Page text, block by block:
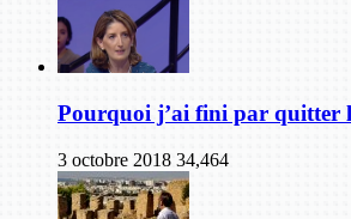
Pourquoi j’ai fini par quitter
3 octobre 2018 34,464